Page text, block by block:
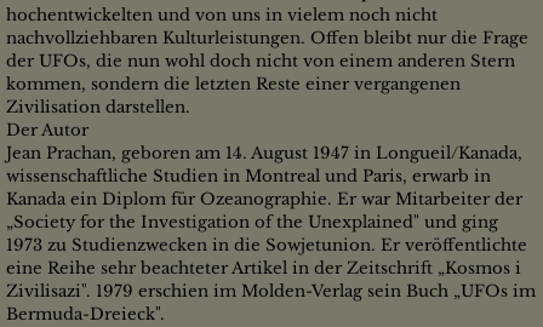
hochentwickelten und von uns in vielem noch nicht
nachvollziehbaren Kulturleistungen. Offen bleibt nur die Frage
der UFOs, die nun wohl doch nicht von einem anderen Stern
kommen, sondern die letzten Reste einer vergangenen
Zivilisation darstellen.
Der Autor
Jean Prachan, geboren am 14. August 1947 in Longueil/Kanada,
wissenschaftliche Studien in Montreal und Paris, erwarb in
Kanada ein Diplom für Ozeanographie. Er war Mitarbeiter der
„Society for the Investigation of the Unexplained" und ging
1973 zu Studienzwecken in die Sowjetunion. Er veröffentlichte
eine Reihe sehr beachteter Artikel in der Zeitschrift „Kosmos i
Zivilisazi". 1979 erschien im Molden-Verlag sein Buch „UFOs im
Bermuda-Dreieck".